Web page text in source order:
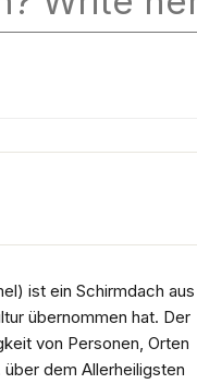
ist ein Schirmdach aus
übernommen hat. Der
von Personen, Orten
dem Allerheiligsten